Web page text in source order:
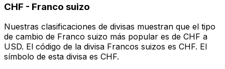
CHF - Franco suizo
Nuestras clasificaciones de divisas muestran que el tipo
de cambio de Franco suizo más popular es de CHF a
USD. El código de la divisa Francos suizos es CHF. El
símbolo de esta divisa es CHF.